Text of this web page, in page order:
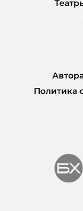
Политика